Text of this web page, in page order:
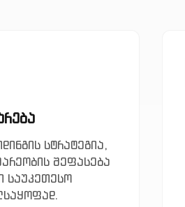
სტრატეგია,
შეფასება
საუკეთესო